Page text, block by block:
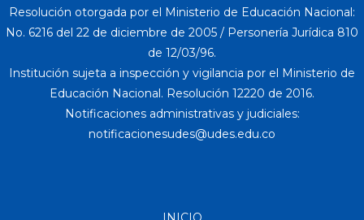
Resolución otorgada por el Ministerio de Educación Nacional:
No. 6216 del 22 de diciembre de 2005 / Personería Jurídica 810
de 12/03/96.
Institución sujeta a inspección y vigilancia por el Ministerio de
Educación Nacional. Resolución 12220 de 2016.
Notificaciones administrativas y judiciales: